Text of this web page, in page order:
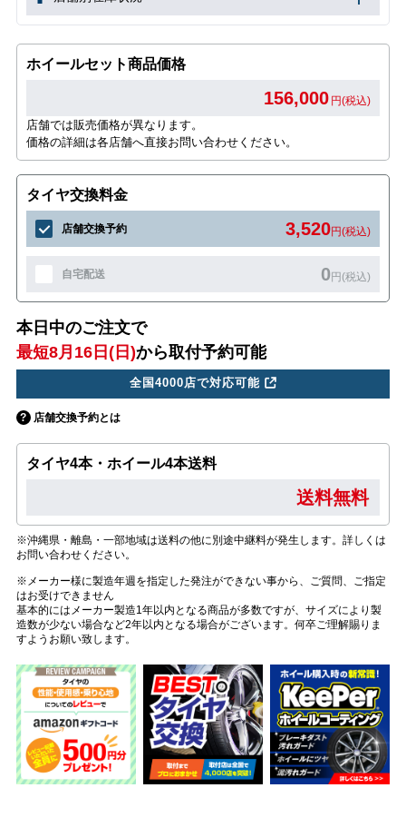
ホイールセット商品価格
156,000 円(税込)
店舗では販売価格が異なります。
価格の詳細は各店舗へ直接お問い合わせください。
タイヤ交換料金
店舗交換予約 3,520円(税込)
自宅配送 0円(税込)
本日中のご注文で
最短8月16日(日)から取付予約可能
全国4000店で対応可能
店舗交換予約とは
タイヤ4本・ホイール4本送料
送料無料
※沖縄県・離島・一部地域は送料の他に別途中継料が発生します。詳しくは
お問い合わせください。
※メーカー様に製造年週を指定した発注ができない事から、ご質問、ご指定
はお受けできません
基本的にはメーカー製造1年以内となる商品が多数ですが、サイズにより製
造数が少ない場合など2年以内となる場合がございます。何卒ご理解賜りま
すようお願い致します。